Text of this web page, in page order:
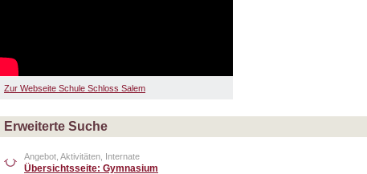
Zur Webseite Schule Schloss Salem
Erweiterte Suche
Angebot, Aktivitäten, Internate
Übersichtsseite: Gymnasium